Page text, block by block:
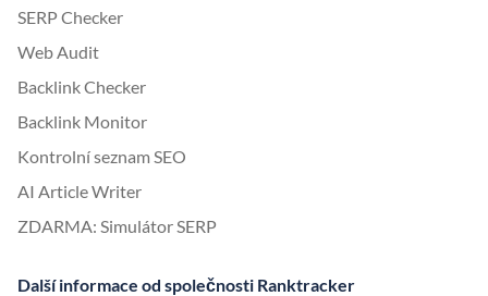
SERP Checker
Web Audit
Backlink Checker
Backlink Monitor
Kontrolní seznam SEO
AI Article Writer
ZDARMA: Simulátor SERP
Další informace od společnosti Ranktracker